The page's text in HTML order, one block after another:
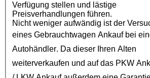
Verfügung stellen und lästige
Preisverhandlungen führen.
Nicht weniger aufwändig ist der
eines Gebrauchtwagen Ankaufbei
Autohändler. Da dieser Ihren Alten
weiterverkaufen und auf das PKW